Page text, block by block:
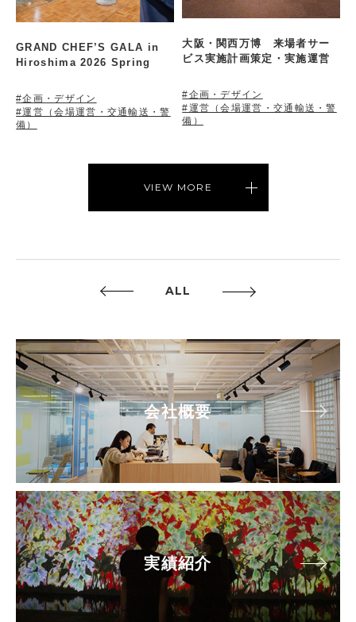
GRAND CHEF’S GALA in
Hiroshima 2026 Spring
#企画・デザイン
#運営（会場運営・交通輸送・警
備）
大阪・関西万博 来場者サー
ビス実施計画策定・実施運営
#企画・デザイン
#運営（会場運営・交通輸送・警
備）
VIEW MORE
ALL
会社概要
実績紹介